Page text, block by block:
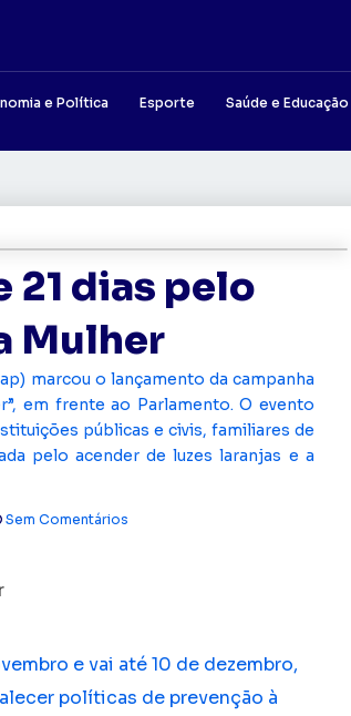
e Política Esporte Saúde e Educação
21 dias pelo
Mulher
marcou o lançamento da campanha
em frente ao Parlamento. O evento
públicas e civis, familiares de
pelo acender de luzes laranjas e a
Sem Comentários
e vai até 10 de dezembro,
políticas de prevenção à